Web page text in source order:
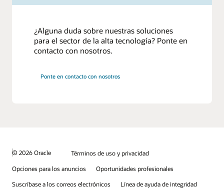
¿Alguna duda sobre nuestras soluciones
para el sector de la alta tecnología? Ponte en
contacto con nosotros.
Ponte en contacto con nosotros
© 2026 Oracle
Términos de uso y privacidad
Opciones para los anuncios
Oportunidades profesionales
Suscríbase a los correos electrónicos
Línea de ayuda de integridad